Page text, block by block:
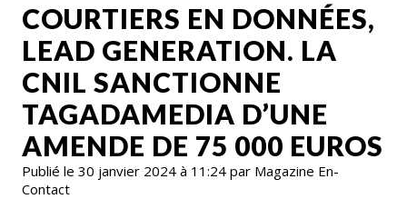
COURTIERS EN DONNÉES,
LEAD GENERATION. LA
CNIL SANCTIONNE
TAGADAMEDIA D’UNE
AMENDE DE 75 000 EUROS
Publié le 30 janvier 2024 à 11:24 par Magazine En-
Contact